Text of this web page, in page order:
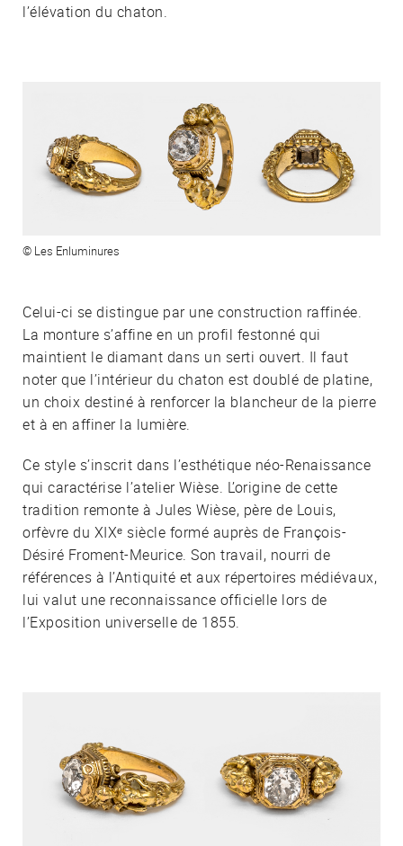
l’élévation du chaton.
© Les Enluminures
Celui-ci se distingue par une construction raffinée.
La monture s’affine en un profil festonné qui
maintient le diamant dans un serti ouvert. Il faut
noter que l’intérieur du chaton est doublé de platine,
un choix destiné à renforcer la blancheur de la pierre
et à en affiner la lumière.
Ce style s’inscrit dans l’esthétique néo-Renaissance
qui caractérise l’atelier Wièse. L’origine de cette
tradition remonte à Jules Wièse, père de Louis,
orfèvre du XIXᵉ siècle formé auprès de François-
Désiré Froment-Meurice. Son travail, nourri de
références à l’Antiquité et aux répertoires médiévaux,
lui valut une reconnaissance officielle lors de
l’Exposition universelle de 1855.